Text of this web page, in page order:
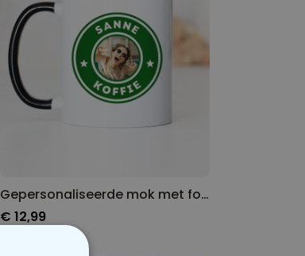
Gepersonaliseerde mok met foto en naam
€ 12,99